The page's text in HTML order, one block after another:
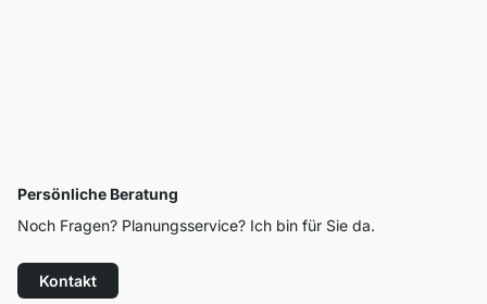
Persönliche Beratung
Noch Fragen? Planungsservice? Ich bin für Sie da.
Kontakt